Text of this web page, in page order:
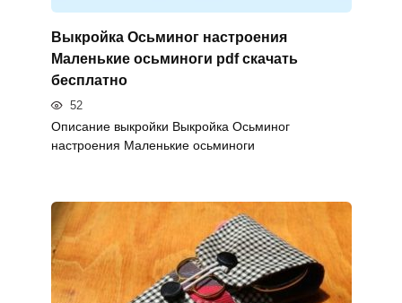
Выкройка Осьминог настроения
Маленькие осьминоги pdf скачать
бесплатно
52
Описание выкройки Выкройка Осьминог
настроения Маленькие осьминоги